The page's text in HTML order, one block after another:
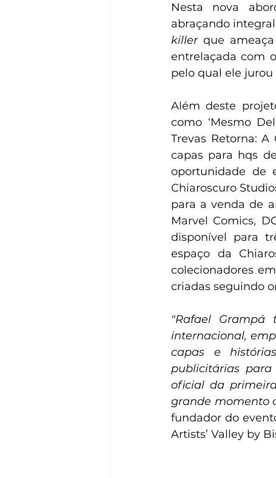
Nesta nova
abraçando
killer que ameaça
entrelaçada com
pelo qual ele jurou
Além deste
como ‘Mesmo
Trevas Retorna:
capas para hqs
oportunidade de
Chiaroscuro
para a venda de
Marvel Comics,
disponível para
espaço da
colecionadores
criadas seguindo
"Rafael Grampá
internacional,
capas e
publicitárias
oficial da
grande momento
fundador do
Artists’ Valley by